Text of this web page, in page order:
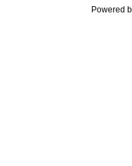
Powered